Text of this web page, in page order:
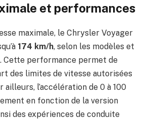
et performances
maximale, le Chrysler Voyager
174 km/h, selon les modèles et
Cette performance permet de
des limites de vitesse autorisées
ailleurs, l’accélération de 0 à 100
en fonction de la version
des expériences de conduite